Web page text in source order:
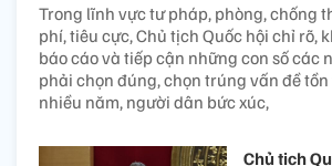
Trong lĩnh vực tư pháp, phòng, chống
phí, tiêu cực, Chủ tịch Quốc hội chỉ rõ,
báo cáo và tiếp cận những con số các
phải chọn đúng, chọn trúng vấn đề tồn
nhiều năm, người dân bức xúc,
Chủ tịch